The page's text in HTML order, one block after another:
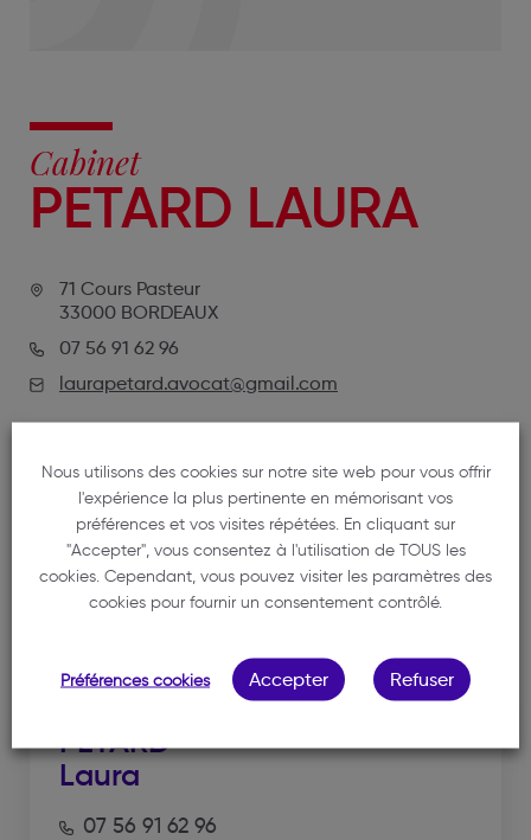
Cabinet
PETARD LAURA
71 Cours Pasteur
33000 BORDEAUX
07 56 91 62 96
laurapetard.avocat@gmail.com
NOTRE MEMBRE
PETARD
Laura
07 56 91 62 96
Nous utilisons des cookies sur notre site web pour vous offrir
l'expérience la plus pertinente en mémorisant vos
préférences et vos visites répétées. En cliquant sur
"Accepter", vous consentez à l'utilisation de TOUS les
cookies. Cependant, vous pouvez visiter les paramètres des
cookies pour fournir un consentement contrôlé.
Préférences cookies Accepter Refuser